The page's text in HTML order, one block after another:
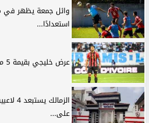
وائل جمعة يظهر في
استعدادًا...
عرض خليجي بقيمة 5 ملايين يورو.. هل يرحل...
على...